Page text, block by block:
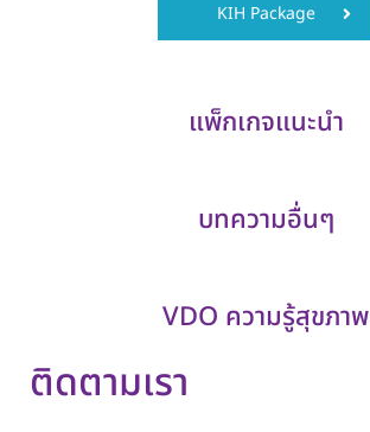
KIH Package
แพ็กเกจแนะนำ
บทความอื่นๆ
VDO ความรู้สุขภาพ
ติดตามเรา